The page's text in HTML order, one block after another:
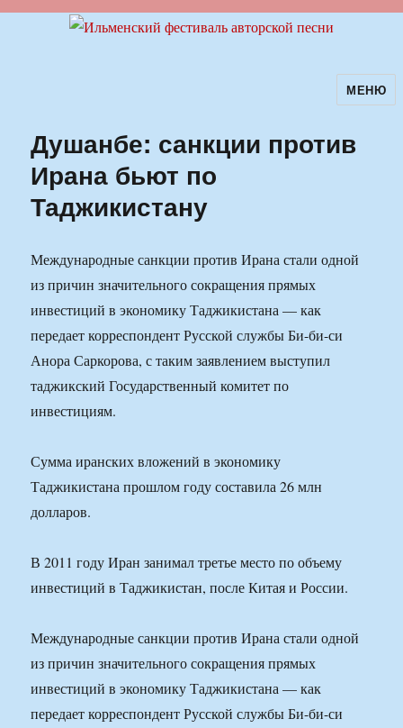
Ильменский фестиваль авторскойМЕНЮ
Душанбе: санкции против
Ирана бьют по
Таджикистану
Международные санкции против Ирана стали одной
из причин значительного сокращения прямых
инвестиций в экономику Таджикистана — как
передает корреспондент Русской службы Би-би-си
Анора Саркорова, с таким заявлением выступил
таджикский Государственный комитет по
инвестициям.
Сумма иранских вложений в экономику
Таджикистана прошлом году составила 26 млн
долларов.
В 2011 году Иран занимал третье место по объему
инвестиций в Таджикистан, после Китая и России.
Международные санкции против Ирана стали одной
из причин значительного сокращения прямых
инвестиций в экономику Таджикистана — как
передает корреспондент Русской службы Би-би-си